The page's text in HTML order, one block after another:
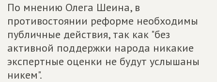
По мнению Олега Шеина, в
противостоянии реформе необходимы
публичные действия, так как "без
активной поддержки народа никакие
экспертные оценки не будут услышаны
никем".